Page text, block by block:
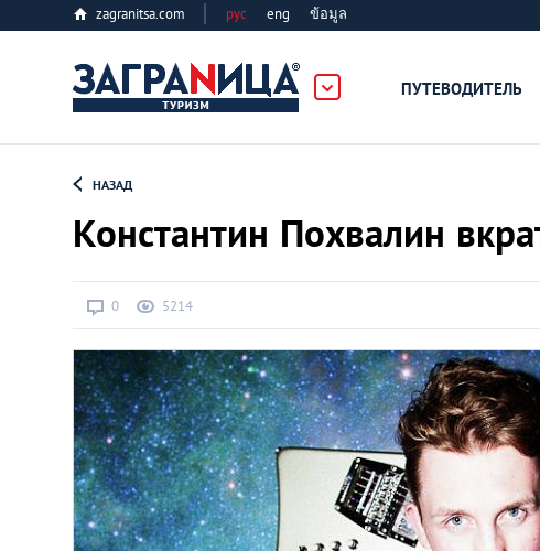
zagranitsa.com рус eng ข้อมูล
ПУТЕВОДИТЕЛЬ
Алматы
Астана
Афины
Киев
НАЗАД
Константин Похвалин
0 5214